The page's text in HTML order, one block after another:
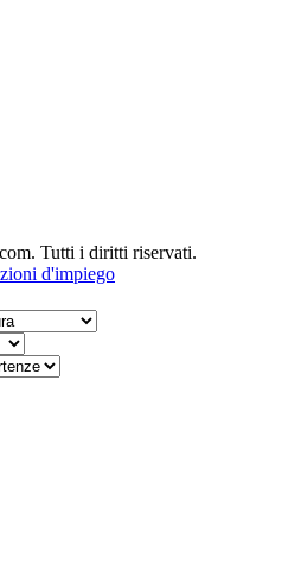
Tutti i diritti riservati.
d'impiego